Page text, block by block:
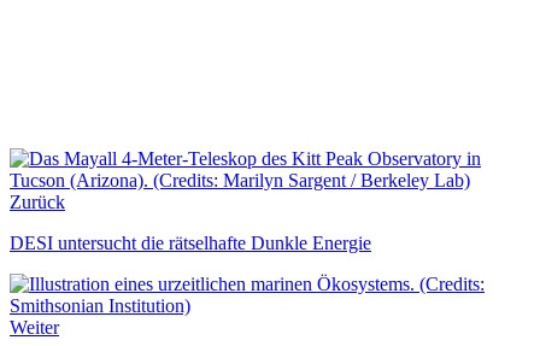
Zurück
DESI untersucht die rätselhafte Dunkle Energie
Weiter